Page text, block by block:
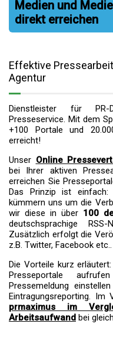
Medien und
direkt erreichen
Effektive
Agentur
Dienstleister für PR-
Presseservice. Mit dem
+100 Portale und
erreicht!
Unser Online
bei Ihrer aktiven
erreichen Sie
Das Prinzip ist einfach:
kümmern uns um die
wir diese in über 100
deutschsprachige
Zusätzlich erfolgt die
z.B. Twitter, Facebook etc..
Die Vorteile kurz
Presseportale
Pressemeldung
Eintragungsreporting. Im
prmaximus im
Arbeitsaufwand bei